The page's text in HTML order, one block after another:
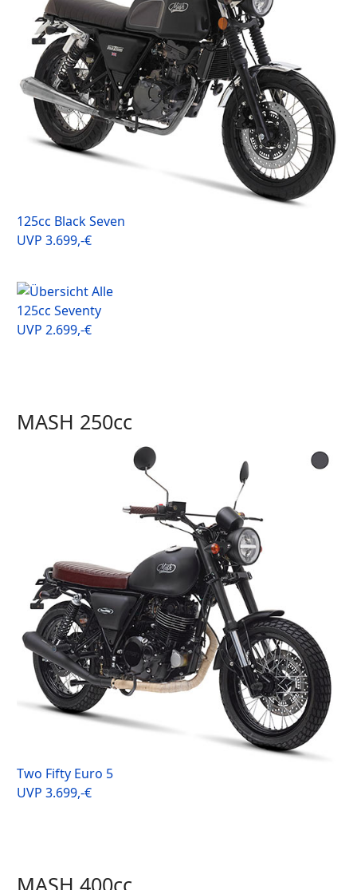
125cc Black Seven
UVP 3.699,-€
125cc Seventy
UVP 2.699,-€
MASH 250cc
Two Fifty Euro 5
UVP 3.699,-€
MASH 400cc